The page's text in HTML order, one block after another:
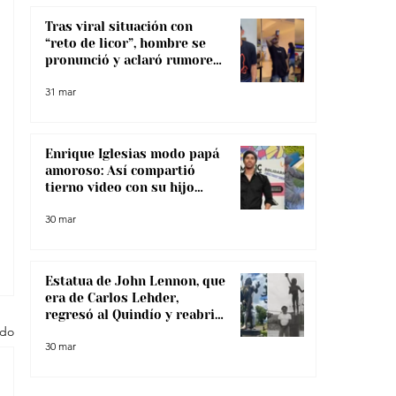
Tras viral situación con
“reto de licor”, hombre se
pronunció y aclaró rumores
31 mar
Enrique Iglesias modo papá
amoroso: Así compartió
tierno video con su hijo
30 mar
Estatua de John Lennon, que
era de Carlos Lehder,
regresó al Quindío y reabrió
narcotráfico
30 mar